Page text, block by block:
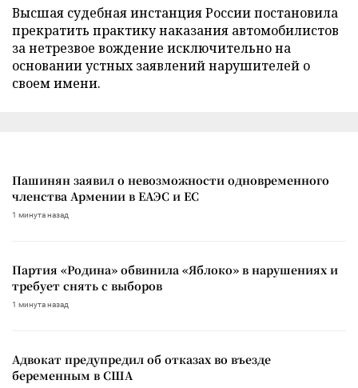
Высшая судебная инстанция России постановила
прекратить практику наказания автомобилистов
за нетрезвое вождение исключительно на
основании устных заявлений нарушителей о
своем имени.
Пашинян заявил о невозможности одновременного
членства Армении в ЕАЭС и ЕС
1 минута назад
Партия «Родина» обвинила «Яблоко» в нарушениях и
требует снять с выборов
1 минута назад
Адвокат предупредил об отказах во въезде
беременным в США